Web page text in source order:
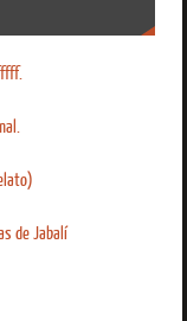
de Jabalí